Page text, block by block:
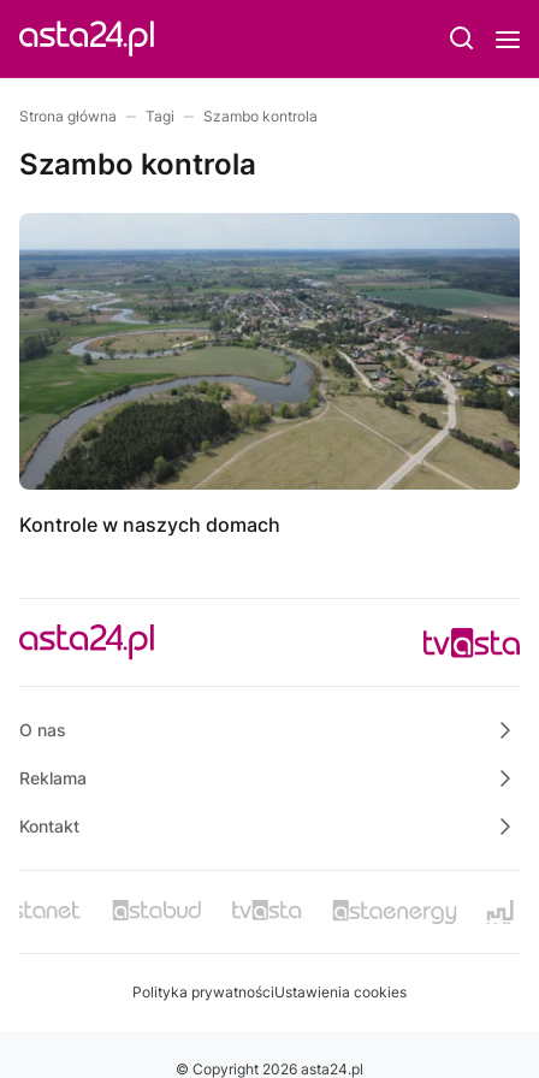
Strona główna Tagi Szambo kontrola
Szambo kontrola
Kontrole w naszych domach
O nas
Reklama
Kontakt
Polityka prywatnościUstawienia cookies
© Copyright 2026 asta24.pl